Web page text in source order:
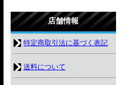
店舗情報
特定商取引法に基づく表記
送料について